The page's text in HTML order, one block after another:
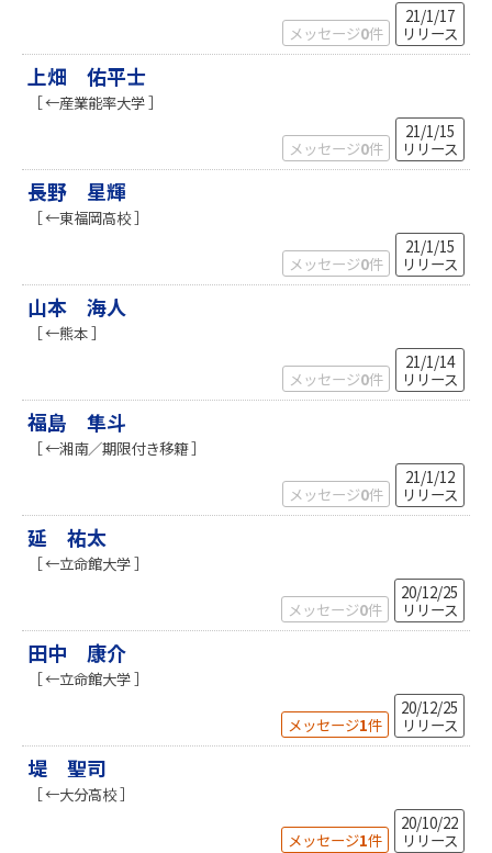
メッセージ0件
21/1/17
リリース
上畑 佑平士
［ ←産業能率大学 ］
メッセージ0件
21/1/15
リリース
長野 星輝
［ ←東福岡高校 ］
メッセージ0件
21/1/15
リリース
山本 海人
［ ←熊本 ］
メッセージ0件
21/1/14
リリース
福島 隼斗
［ ←湘南／期限付き移籍 ］
メッセージ0件
21/1/12
リリース
延 祐太
［ ←⽴命館⼤学 ］
メッセージ0件
20/12/25
リリース
田中 康介
［ ←立命館大学 ］
メッセージ1件
20/12/25
リリース
堤 聖司
［ ←大分高校 ］
メッセージ1件
20/10/22
リリース